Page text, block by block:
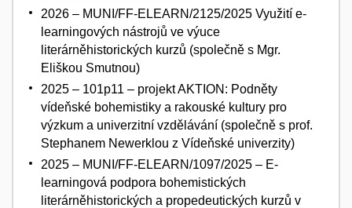
2026 – MUNI/FF-ELEARN/2125/2025 Využití e-
learningových nástrojů ve výuce
literárněhistorických kurzů (společně s Mgr.
Eliškou Smutnou)
2025 – 101p11 – projekt AKTION: Podněty
vídeňské bohemistiky a rakouské kultury pro
výzkum a univerzitní vzdělávání (společně s prof.
Stephanem Newerklou z Vídeňské univerzity)
2025 – MUNI/FF-ELEARN/1097/2025 – E-
learningová podpora bohemistických
literárněhistorických a propedeutických kurzů v